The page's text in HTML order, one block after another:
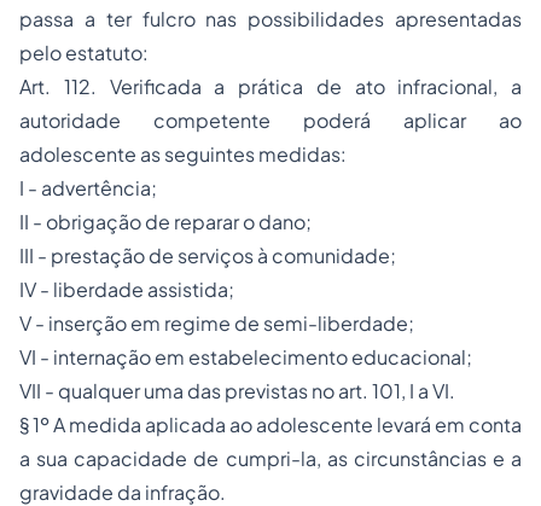
passa a ter fulcro nas possibilidades apresentadas
pelo estatuto:
Art. 112. Verificada a prática de ato infracional, a
autoridade competente poderá aplicar ao
adolescente as seguintes medidas:
I - advertência;
II - obrigação de reparar o dano;
III - prestação de serviços à comunidade;
IV - liberdade assistida;
V - inserção em regime de semi-liberdade;
VI - internação em estabelecimento educacional;
VII - qualquer uma das previstas no art. 101, I a VI.
§ 1º A medida aplicada ao adolescente levará em conta
a sua capacidade de cumpri-la, as circunstâncias e a
gravidade da infração.